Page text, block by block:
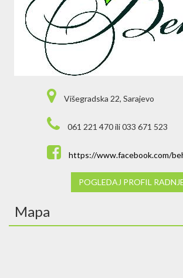
Višegradska 22, Sarajevo
061 221 470 ili 033 671 523
https://www.facebook.com/
POGLEDAJ PROFIL
Mapa